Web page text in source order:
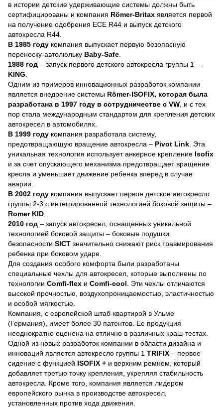
в истории детские удерживающие системы должны быть
сертифицированы и компания Römer-Britax является первой
на получение одобрения ЕСЕ R44 и выпуск детского
автокресла R44
В 1985 году компания выпускает первую безопасную
переноску-автолюльку Baby-Safe
1988 год – запуск первого детского автокресла группы 1 –
KING
Одним из примеров инновационных разработок компании
является внедрение системы Römer-ISOFIX, которая была
разработана в 1997 году в сотрудничестве с VW , и с тех
пор стала международным стандартом для крепления детских
автокресел в автомобилях.
В 1999 году компания разработала систему,
предотвращающую вращение автокресла – Pivot Link . Эта
уникальная технология использует анкерное крепление Isofix
и за счет опускающего механизма предотвращает вращение
кресла и уменьшает движение ребенка вперед в случае
аварии.
В 2002 году компания выпускает первое детское автокресло
группы 2-3 с интегрированной технологией боковой защиты –
Romer KID
2010 год – запуск автокресел, оснащенных уникальной
технологией боковой защиты – боковые подушки
безопасности SICT значительно снижают риск травмирования
ребенка при боковом ударе.
Для создания особого комфорта были разработаны
специальные чехлы для автокресел, которые выполнены по
технологии Comfi-flex и Comfi-cool . Эти чехлы отличаются
высокой прочностью, воздухопроницаемостью, эластичностью
и особой мягкостью.
Компания, с европейской штаб-квартирой в Ульме
(Германия), имеетболее 30 патентов Ее продукция
неоднократно оценена на отлично в различных краш-тестах
Одной из новых разработок компании в области дизайна и
инноваций является автокресло группы 1 TRIFIX – первое
сидение с функцией ISOFIX + и верхним ремнем, который
добавляет третью точку крепления, укрепляя стабильность
автокресла. Кроме того, компания является лидером
европейского рынка в производстве автокресел,
установленных против хода движения